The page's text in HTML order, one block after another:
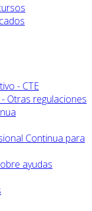
- CTE
Otras regulaciones
Continua para
ayudas